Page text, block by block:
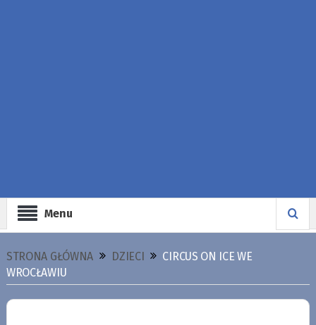
Menu
STRONA GŁÓWNA DZIECI
CIRCUS ON ICE WE
WROCŁAWIU